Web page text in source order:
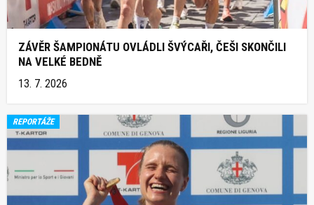
ZÁVĚR ŠAMPIONÁTU OVLÁDLI ŠVÝCAŘI, ČEŠI SKONČILI
NA VELKÉ BEDNĚ
13. 7. 2026
REPORTÁŽE